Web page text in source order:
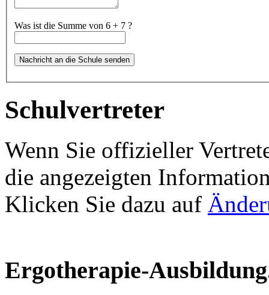
Was ist die Summe von 6 + 7 ?
Schulvertreter
Wenn Sie offizieller
die angezeigten
Klicken Sie dazu auf
Ergotherapie-